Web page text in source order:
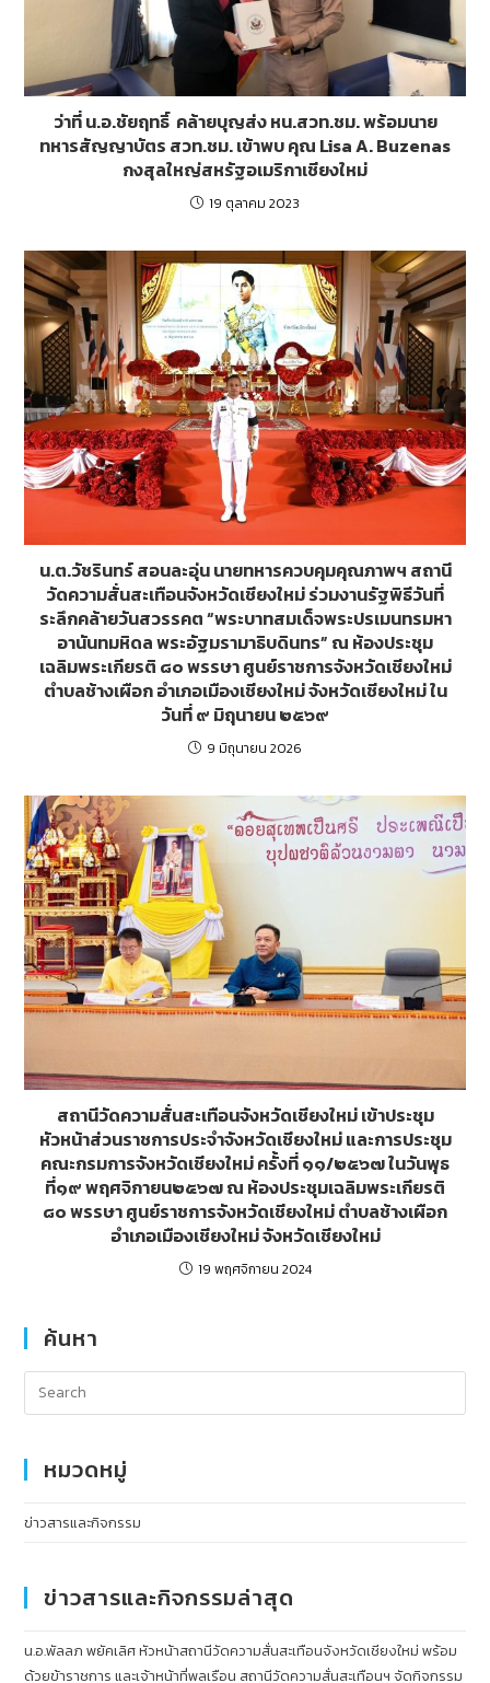
ว่าที่ น.อ.ชัยฤทธิ์ คล้ายบุญส่ง หน.สวท.ชม. พร้อมนาย
ทหารสัญญาบัตร สวท.ชม. เข้าพบ คุณ Lisa A. Buzenas
กงสุลใหญ่สหรัฐอเมริกาเชียงใหม่
19 ตุลาคม 2023
น.ต.วัชรินทร์ สอนละอุ่น นายทหารควบคุมคุณภาพฯ สถานี
วัดความสั่นสะเทือนจังหวัดเชียงใหม่ ร่วมงานรัฐพิธีวันที่
ระลึกคล้ายวันสวรรคต “พระบาทสมเด็จพระปรเมนทรมหา
อานันทมหิดล พระอัฐมรามาธิบดินทร” ณ ห้องประชุม
เฉลิมพระเกียรติ ๘๐ พรรษา ศูนย์ราชการจังหวัดเชียงใหม่
ตำบลช้างเผือก อำเภอเมืองเชียงใหม่ จังหวัดเชียงใหม่ ใน
วันที่ ๙ มิถุนายน ๒๕๖๙
9 มิถุนายน 2026
สถานีวัดความสั่นสะเทือนจังหวัดเชียงใหม่ เข้าประชุม
หัวหน้าส่วนราชการประจำจังหวัดเชียงใหม่ และการประชุม
คณะกรมการจังหวัดเชียงใหม่ ครั้งที่ ๑๑/๒๕๖๗ ในวันพุธ
ที่๑๙ พฤศจิกายน๒๕๖๗ ณ ห้องประชุมเฉลิมพระเกียรติ
๘๐ พรรษา ศูนย์ราชการจังหวัดเชียงใหม่ ตำบลช้างเผือก
อำเภอเมืองเชียงใหม่ จังหวัดเชียงใหม่
19 พฤศจิกายน 2024
ค้นหา
หมวดหมู่
ข่าวสารและกิจกรรม
ข่าวสารและกิจกรรมล่าสุด
น.อ.พัลลภ พยัคเลิศ หัวหน้าสถานีวัดความสั่นสะเทือนจังหวัดเชียงใหม่ พร้อม
ด้วยข้าราชการ และเจ้าหน้าที่พลเรือน สถานีวัดความสั่นสะเทือนฯ จัดกิจกรรม